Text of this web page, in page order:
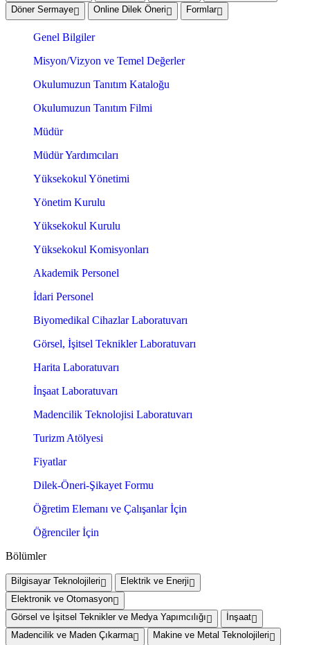
Döner Sermaye
Online Dilek Öneri Formlar
Genel Bilgiler
Misyon/Vizyon ve Temel Değerler
Okulumuzun Tanıtım Kataloğu
Okulumuzun Tanıtım Filmi
Müdür
Müdür Yardımcıları
Yüksekokul Yönetimi
Yönetim Kurulu
Yüksekokul Kurulu
Yüksekokul Komisyonları
Akademik Personel
İdari Personel
Biyomedikal Cihazlar Laboratuvarı
Görsel, İşitsel Teknikler Laboratuvarı
Harita Laboratuvarı
İnşaat Laboratuvarı
Madencilik Teknolojisi Laboratuvarı
Turizm Atölyesi
Fiyatlar
Dilek-Öneri-Şikayet Formu
Öğretim Elemanı ve Çalışanlar İçin
Öğrenciler İçin
Bölümler
Bilgisayar Teknolojileri
Elektrik ve Enerji
Elektronik ve Otomasyon
Görsel ve İşitsel Teknikler ve Medya Yapımcılığı
İnşaat
Madencilik ve Maden Çıkarma
Makine ve Metal Teknolojileri